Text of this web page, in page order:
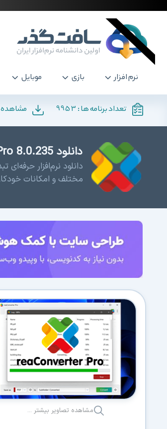
نرم افزار بازی موبایل
تعداد برنامه ها : 9953 مشاهده
دانلود reaConverter Pro 8.0.235 - تبدیل فرمت عکس
دانلود نرم‌افزار
مختلف و امکانات
مشاهده تصاویر بیشتر ...